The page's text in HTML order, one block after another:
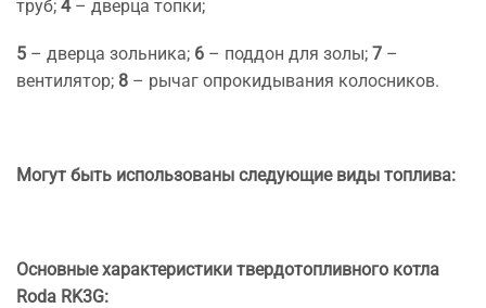
труб; 4– дверца топки;
5 – дверца зольника; 6 – поддон для золы; 7 –
вентилятор; 8 – рычаг опрокидывания колосников.
Могут быть использованы следующие виды топлива:
Основные характеристики твердотопливного котла
Roda RK3G: